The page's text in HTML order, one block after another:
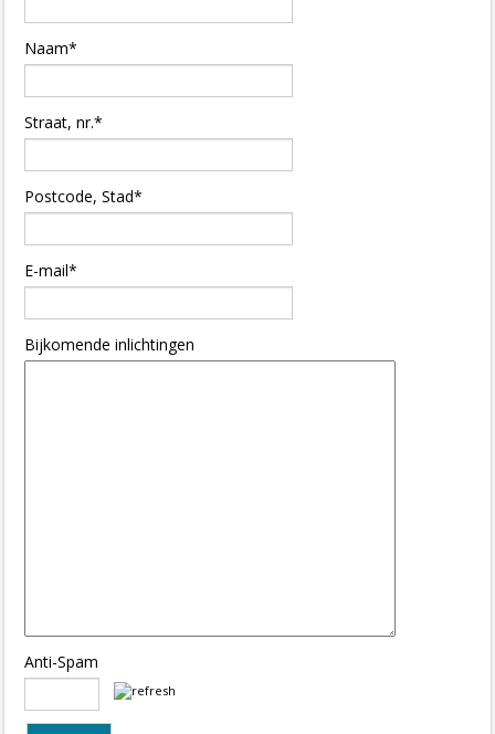
Naam*
Straat, nr.*
Postcode, Stad*
E-mail*
Bijkomende inlichtingen
Anti-Spam